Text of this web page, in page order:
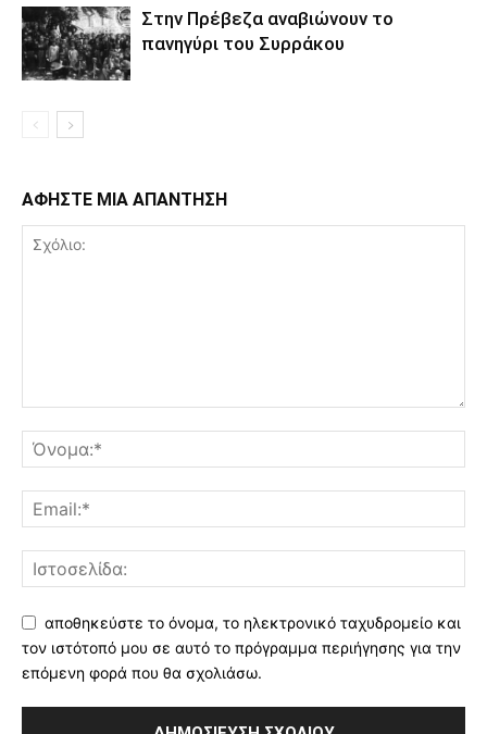
Στην Πρέβεζα αναβιώνουν το
πανηγύρι του Συρράκου
ΑΦΗΣΤΕ ΜΙΑ ΑΠΑΝΤΗΣΗ
αποθηκεύστε το όνομα, το ηλεκτρονικό ταχυδρομείο και
τον ιστότοπό μου σε αυτό το πρόγραμμα περιήγησης για την
επόμενη φορά που θα σχολιάσω.